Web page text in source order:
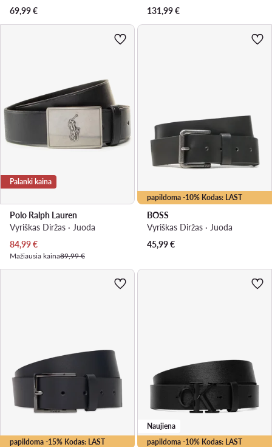
69,99€
131,99€
Palanki kaina
Polo Ralph Lauren
Vyriškas Diržas · Juoda
Dabartinė kaina
84,99€
Mažiausia kaina89,99 €
papildoma -10% Kodas: LAST
BOSS
Vyriškas Diržas · Juoda
45,99€
papildoma -15% Kodas: LAST papildoma -10% Kodas: LAST
Naujiena